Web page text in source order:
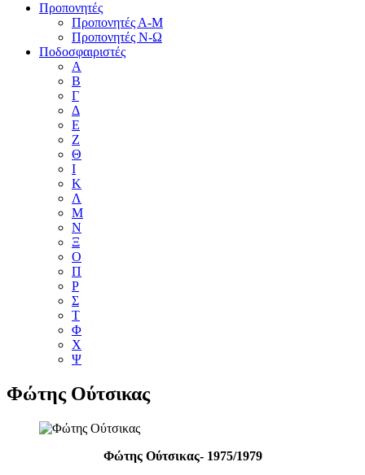
Προπονητές
Προπονητές Α-Μ
Προπονητές Ν-Ω
Ποδοσφαιριστές
Α
Β
Γ
Δ
Ε
Ζ
Θ
Ι
Κ
Λ
Μ
Ν
Ξ
Ο
Π
Ρ
Σ
Τ
Φ
Χ
Ψ
Φώτης Ούτσικας
Φώτης Ούτσικας- 1975/1979